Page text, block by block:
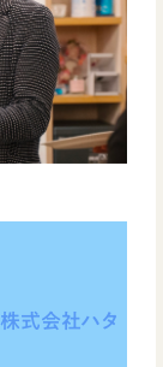
株式会社ハタ